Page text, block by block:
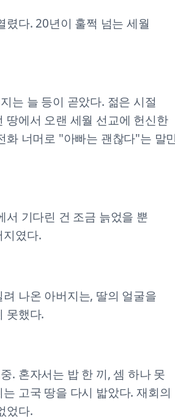
렸다. 20년이 훌쩍 넘는 세월
는 늘 등이 곧았다. 젊은 시절
땅에서 오랜 세월 선교에 헌신한
화 너머로 "아빠는 괜찮다"는 말
서 기다린 건 조금 늙었을 뿐
지였다.
나온 아버지는, 딸의 얼굴을
못했다.
. 혼자서는 밥 한 끼, 셈 하나 못
고국 땅을 다시 밟았다. 재회의
었다.